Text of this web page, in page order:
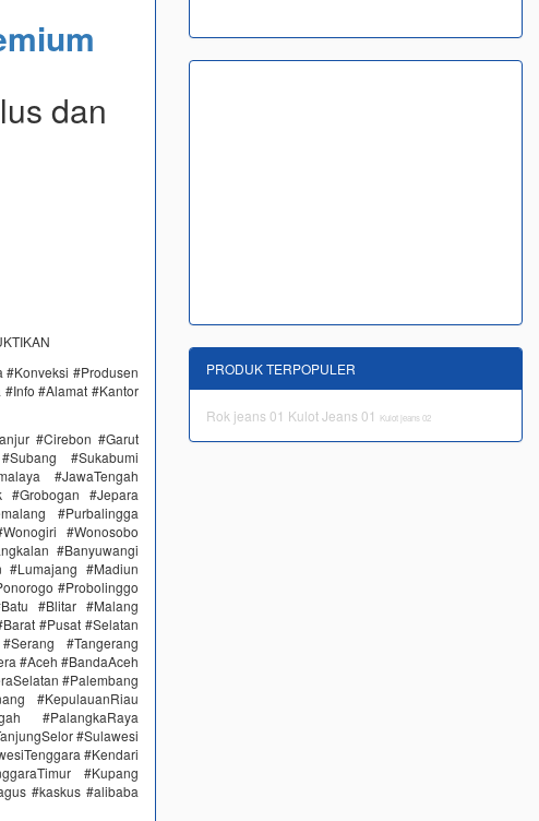
dan
#Konveksi #Produsen
#Alamat #Kantor
#Cirebon #Garut
#Sukabumi
#JawaTengah
#Grobogan #Jepara
#Purbalingga
#Wonosobo
#Banyuwangi
#Lumajang #Madiun
#Probolinggo
#Blitar #Malang
#Pusat #Selatan
#Tangerang
#Aceh #BandaAceh
#Palembang
#KepulauanRiau
#PalangkaRaya
#Sulawesi
#Kendari
#Kupang
#kaskus #alibaba
PRODUK TERPOPULER
Rok jeans 01 Kulot Jeans 01 Kulot jeans 02